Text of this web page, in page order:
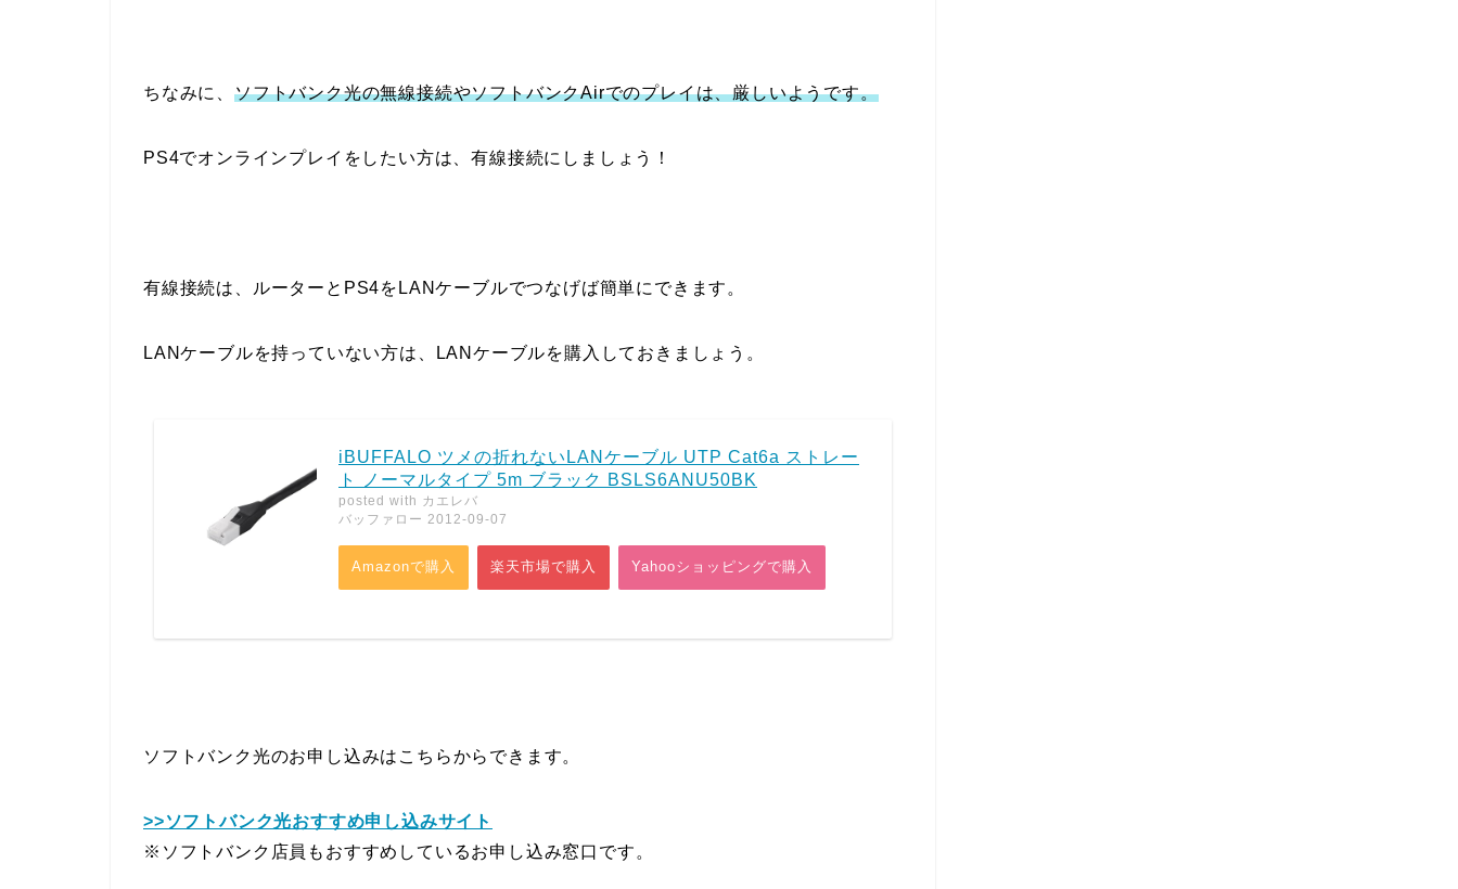
ちなみに、 ソフトバンク光の無線接続やソフトバンクAirでのプレイは、厳しいようです。
PS4でオンラインプレイをしたい方は、有線接続にしましょう！
有線接続は、ルーターとPS4をLANケーブルでつなげば簡単にできます。
LANケーブルを持っていない方は、LANケーブルを購入しておきましょう。
iBUFFALO ツメの折れないLANケーブル UTP Cat6a ストレー
ト ノーマルタイプ 5m ブラック BSLS6ANU50BK
posted with カエレバ
バッファロー 2012-09-07
Amazonで購入 楽天市場で購入 Yahooショッピングで購入
ソフトバンク光のお申し込みはこちらからできます。
>>ソフトバンク光おすすめ申し込みサイト
※ソフトバンク店員もおすすめしているお申し込み窓口です。